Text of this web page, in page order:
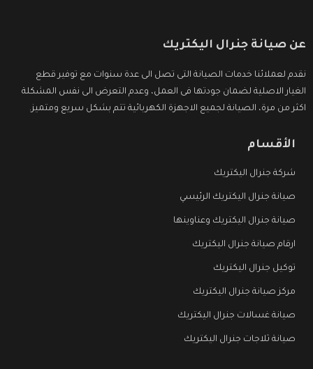
عن صيانة جنرال اليكتريك
نقدم لعملائنا خدمات الصيانة التى تصل الى عدة سنوات مع توفير قطع
الغيار الاصلية لضمان جودتها فى العمل، وعدم التعرض الى نفس المشكلة
اكثر من مرة، الصيانة لجميع الاجهزة الكهربائية تتم بشكل سريع ومتميز.
الأقسام
شركة جنرال اليكتريك
صيانة جنرال اليكتريك الرئيسي
صيانة جنرال اليكتريك وعناوينها
ارقام صيانة جنرال اليكتريك
توكيل جنرال اليكتريك
مركز صيانة جنرال اليكتريك
صيانة غسالات جنرال اليكتريك
صيانة ثلاجات جنرال اليكتريك